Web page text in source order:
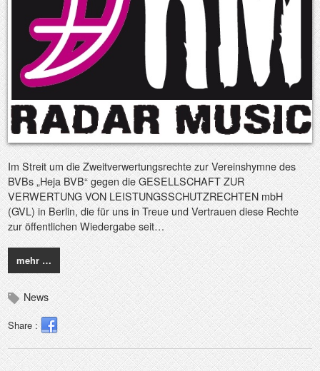
Im Streit um die Zweitverwertungsrechte zur Vereinshymne des
BVBs „Heja BVB“ gegen die GESELLSCHAFT ZUR
VERWERTUNG VON LEISTUNGSSCHUTZRECHTEN mbH
(GVL) in Berlin, die für uns in Treue und Vertrauen diese Rechte
zur öffentlichen Wiedergabe seit…
mehr …
News
Share :